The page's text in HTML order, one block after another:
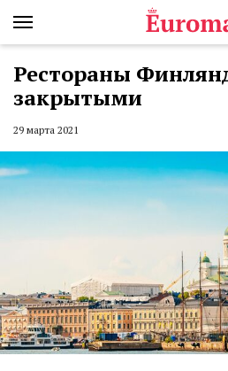
Рестораны
закрытыми
29 марта 2021